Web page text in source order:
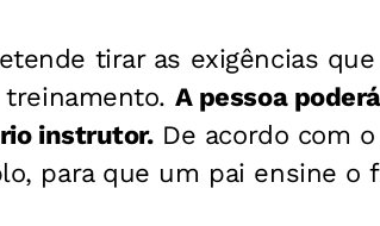
tirar as exigências
treinamento. A pessoa
instrutor.De acordo com
para que um pai ensine o